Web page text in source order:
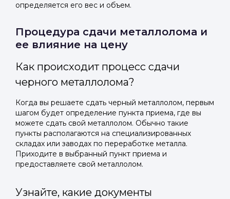
определяется его вес и объем.
Процедура сдачи металлолома и
ее влияние на цену
Как происходит процесс сдачи
черного металлолома?
Когда вы решаете сдать черный металлолом, первым
шагом будет определение пункта приема, где вы
можете сдать свой металлолом. Обычно такие
пункты располагаются на специализированных
складах или заводах по переработке металла.
Приходите в выбранный пункт приема и
предоставляете свой металлолом.
Узнайте, какие документы